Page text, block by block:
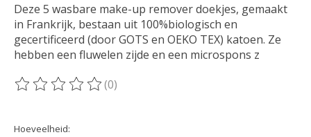
Deze 5 wasbare make-up remover doekjes, gemaakt
in Frankrijk, bestaan uit 100%biologisch en
gecertificeerd (door GOTS en OEKO TEX) katoen. Ze
hebben een fluwelen zijde en een microspons z
De beoordeling van dit product is
(0)
Hoeveelheid: